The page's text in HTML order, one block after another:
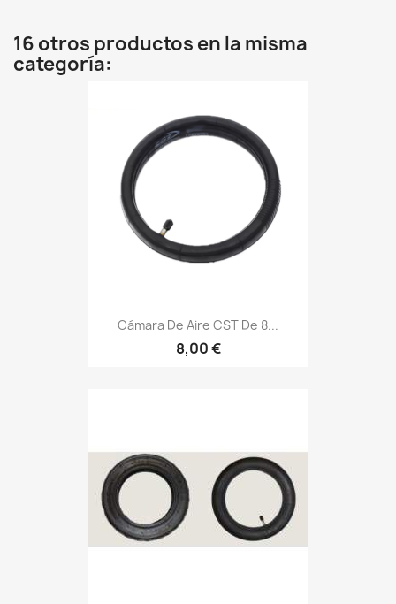
16 otros productos en la misma
categoría:
Cámara De Aire CST De 8...
8,00 €